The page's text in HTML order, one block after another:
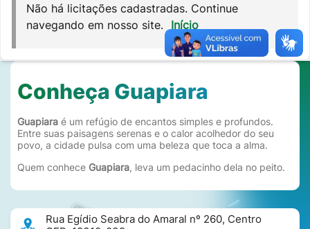
Não há licitações cadastradas. Continue
navegando em nosso site.
Início
Conheça Guapiara
Guapiara é um refúgio de encantos simples e profundos.
Entre suas paisagens serenas e o calor acolhedor do seu
povo, a cidade pulsa com uma beleza que toca a alma.
Quem conhece Guapiara, leva um pedacinho dela no peito.
Rua Egídio Seabra do Amaral nº 260, Centro